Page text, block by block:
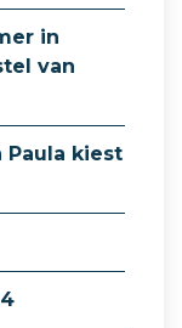
in
van
Paula kiest